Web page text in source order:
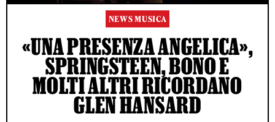
NEWS MUSICA
«UNA PRESENZA ANGELICA»,
SPRINGSTEEN, BONO E
MOLTI ALTRI RICORDANO
GLEN HANSARD